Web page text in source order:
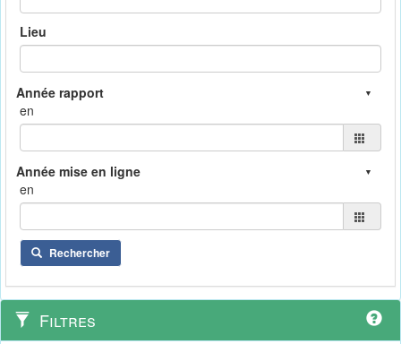
Lieu
en
en
Rechercher
Filtres